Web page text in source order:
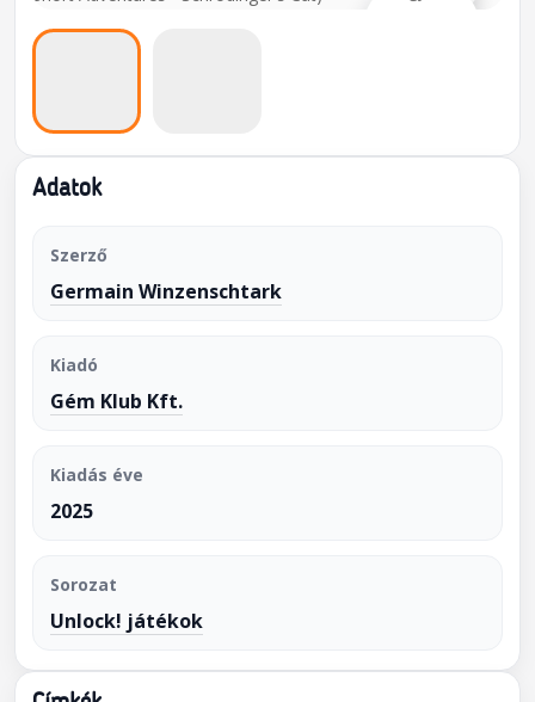
Adatok
Szerző
Germain Winzenschtark
Kiadó
Gém Klub Kft.
Kiadás éve
2025
Sorozat
Unlock! játékok